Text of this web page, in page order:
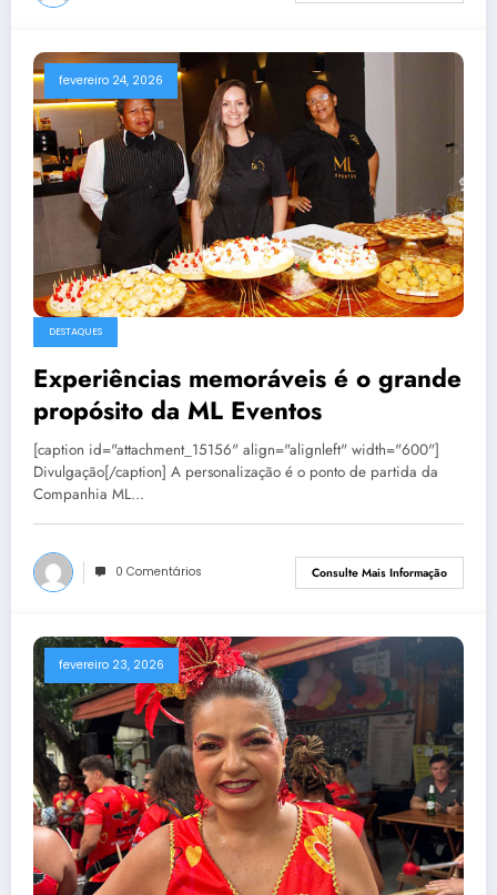
fevereiro 24, 2026
DESTAQUES
Experiências memoráveis é o grande
propósito da ML Eventos
[caption id="attachment_15156" align="alignleft" width="600"]
Divulgação[/caption] A personalização é o ponto de partida da
Companhia ML…
0 Comentários Consulte Mais Informação
fevereiro 23, 2026